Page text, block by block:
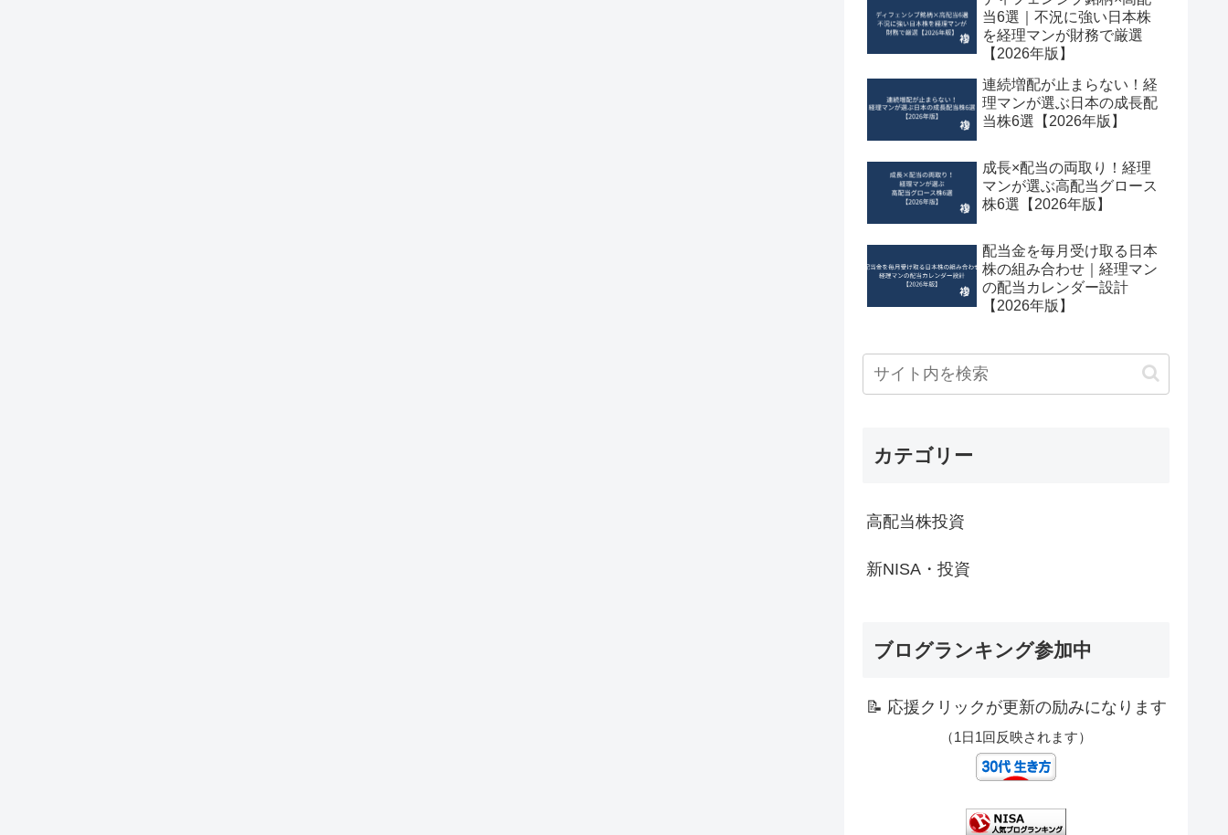
当6選｜不況に強い日本株
を経理マンが財務で厳選
【2026年版】
連続増配が止まらない！経
理マンが選ぶ日本の成長配
当株6選【2026年版】
成長×配当の両取り！経理
マンが選ぶ高配当グロース
株6選【2026年版】
配当金を毎月受け取る日本
株の組み合わせ｜経理マン
の配当カレンダー設計
【2026年版】
カテゴリー
高配当株投資
新NISA・投資
ブログランキング参加中
📝 応援クリックが更新の励みになります
（1日1回反映されます）